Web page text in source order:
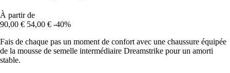
À partir de
90,00 € 54,00 € -40%
Fais de chaque pas un moment de confort avec une chaussure équipée
de la mousse de semelle intermédiaire Dreamstrike pour un amorti
stable.